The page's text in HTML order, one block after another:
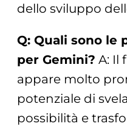
dello sviluppo
Q: Quali sono
per Gemini? A: Il
appare molto
potenziale di
possibilità e